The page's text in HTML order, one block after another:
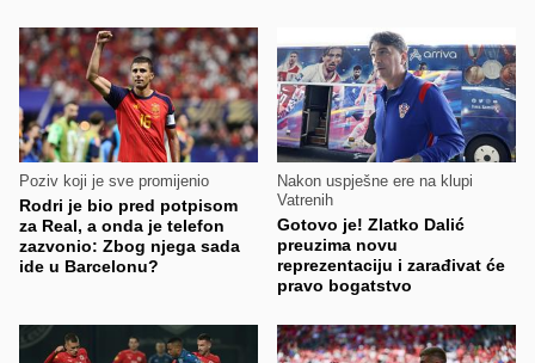
Poziv koji je sve promijenio
Rodri je bio pred potpisom
za Real, a onda je telefon
zazvonio: Zbog njega sada
ide u Barcelonu?
Nakon uspješne ere na klupi
Vatrenih
Gotovo je! Zlatko Dalić
preuzima novu
reprezentaciju i zarađivat će
pravo bogatstvo